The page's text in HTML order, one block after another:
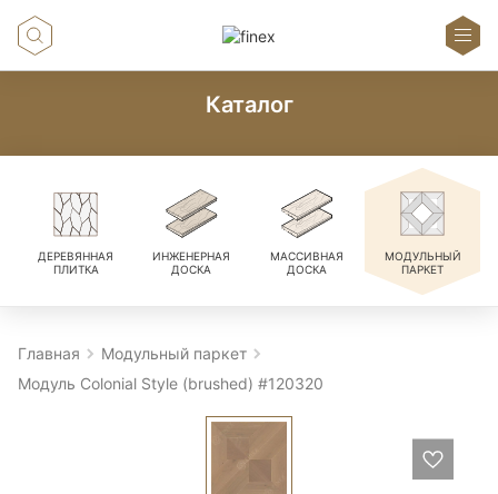
Каталог
ДЕРЕВЯННАЯ
ПЛИТКА
ИНЖЕНЕРНАЯ
ДОСКА
МАССИВНАЯ
ДОСКА
МОДУЛЬНЫЙ
ПАРКЕТ
Главная
Модульный паркет
Модуль Colonial Style (brushed) #120320